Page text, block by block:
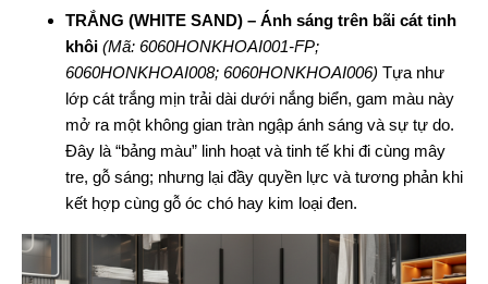
TRẮNG (WHITE SAND) – Ánh sáng trên bãi cát tinh
khôi (Mã: 6060HONKHOAI001-FP;
6060HONKHOAI008; 6060HONKHOAI006) Tựa như
lớp cát trắng mịn trải dài dưới nắng biển, gam màu này
mở ra một không gian tràn ngập ánh sáng và sự tự do.
Đây là “bảng màu” linh hoạt và tinh tế khi đi cùng mây
tre, gỗ sáng; nhưng lại đầy quyền lực và tương phản khi
kết hợp cùng gỗ óc chó hay kim loại đen.